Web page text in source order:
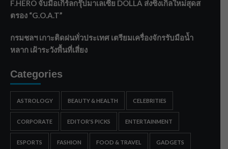
F.HERO จับมือเกิร์ลกรุ๊ปมาเลเซีย DOLLA ส่งซิงเกิลใหม่สุดส
ตรอง “G.O.A.T”
กรมชลฯ เกาะติดฝนทั่วประเทศ เตรียมเครื่องจักรรับมือน้ำ
หลาก เฝ้าระวังพื้นที่เสี่ยง
Categories
ASTROLOGY BEAUTY & HEALTH CELEBRITIES
CORPORATE EDITOR'S PICKS ENTERTAINMENT
ESPORTS FASHION FOOD & TRAVEL GADGETS